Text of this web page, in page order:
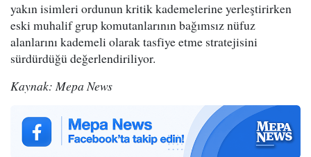
yakın isimleri ordunun kritik kademelerine yerleştirirken
eski muhalif grup komutanlarının bağımsız nüfuz
alanlarını kademeli olarak tasfiye etme stratejisini
sürdürdüğü değerlendiriliyor.
Kaynak: Mepa News